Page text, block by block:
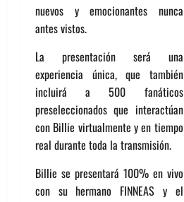
nuevos y emocionantes nunca
antes vistos.
La presentación será una
experiencia única, que también
incluirá a 500 fanáticos
preseleccionados que interactúan
con Billie virtualmente y en tiempo
real durante toda la transmisión.
Billie se presentará 100% en vivo
con su hermano FINNEAS y el